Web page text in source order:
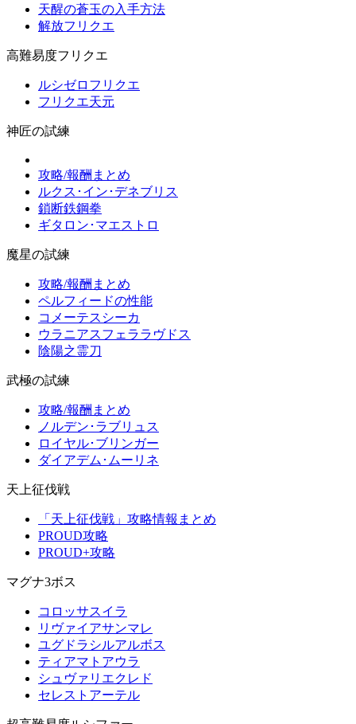
天醒の蒼玉の入手方法
解放フリクエ
高難易度フリクエ
ルシゼロフリクエ
フリクエ天元
神匠の試練
攻略/報酬まとめ
ルクス･イン･デネブリス
鎖断鉄鋼拳
ギタロン･マエストロ
魔星の試練
攻略/報酬まとめ
ペルフィードの性能
コメーテスシーカ
ウラニアスフェララヴドス
陰陽之霊刀
武極の試練
攻略/報酬まとめ
ノルデン･ラブリュス
ロイヤル･ブリンガー
ダイアデム･ムーリネ
天上征伐戦
「天上征伐戦」攻略情報まとめ
PROUD攻略
PROUD+攻略
マグナ3ボス
コロッサスイラ
リヴァイアサンマレ
ユグドラシルアルボス
ティアマトアウラ
シュヴァリエクレド
セレストアーテル